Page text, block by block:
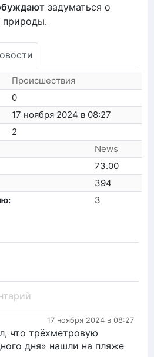
задуматься о
природы.
Происшествия
0
17 ноября 2024 в 08:27
2
News
73.00
394
3
17 ноября 2024 в 08:27
что трёхметровую
дня» нашли на пляже